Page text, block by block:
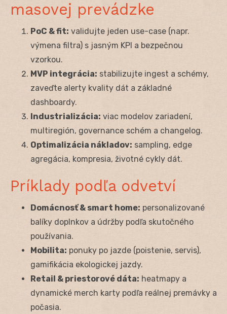
masovej prevádzke
PoC & fit: validujte jeden use-case (napr.
výmena filtra) s jasným KPI a bezpečnou
vzorkou.
MVP integrácia: stabilizujte ingest a schémy,
zaveďte alerty kvality dát a základné
dashboardy.
Industrializácia: viac modelov zariadení,
multiregión, governance schém a changelog.
Optimalizácia nákladov: sampling, edge
agregácia, kompresia, životné cykly dát.
Príklady podľa odvetví
Domácnosť & smart home: personalizované
balíky doplnkov a údržby podľa skutočného
používania.
Mobilita: ponuky po jazde (poistenie, servis),
gamifikácia ekologickej jazdy.
Retail & priestorové dáta: heatmapy a
dynamické merch karty podľa reálnej premávky a
počasia.